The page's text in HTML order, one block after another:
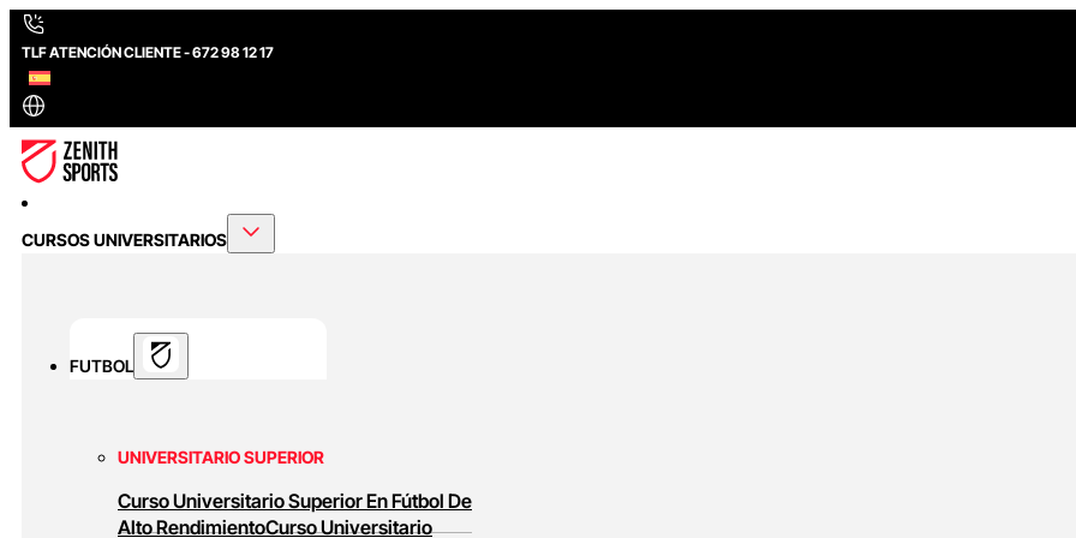
TLF ATENCIÓN CLIENTE - 672 98 12 17
CURSOS UNIVERSITARIOS
FUTBOL
UNIVERSITARIO SUPERIOR
Curso Universitario Superior En Fútbol De
Alto RendimientoCurso Universitario